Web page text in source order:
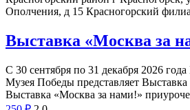
Ополчения, д 15 Красногорский
Выставка «Москва за
С 30 сентября по 31 декабря 2026
Музея Победы представляет
Выставка «Москва за нами!»